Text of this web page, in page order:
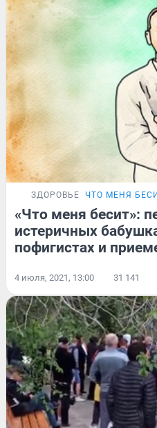
ЗДОРОВЬЕ ЧТО МЕНЯ
«Что меня бесит»:
истеричных
пофигистах и
4 июля, 2021, 13:00 31 141